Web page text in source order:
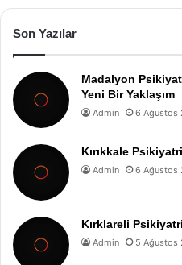
Son Yazılar
Madalyon
Yeni Bir Yaklaşım
Admin 6 Ağustos
Kırıkkale
Admin 6 Ağustos
Kırklareli
Admin 5 Ağustos